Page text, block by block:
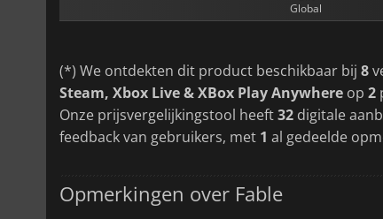
Global
(*) We ontdekten dit product beschikbaar bij 8
Steam, Xbox Live & XBox Play Anywhere op 2
Onze prijsvergelijkingstool heeft32 digitale
feedback van gebruikers, met 1 al gedeelde
Opmerkingen over Fable